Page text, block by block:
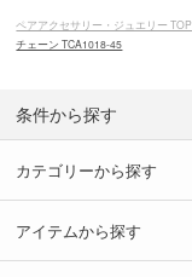
ペアアクセサリー・ジュエリー TOP
チェーン TCA1018-45
条件から探す
カテゴリーから探す
アイテムから探す